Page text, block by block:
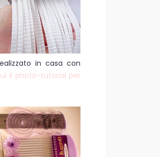
in casa con
il photo-tutorial per